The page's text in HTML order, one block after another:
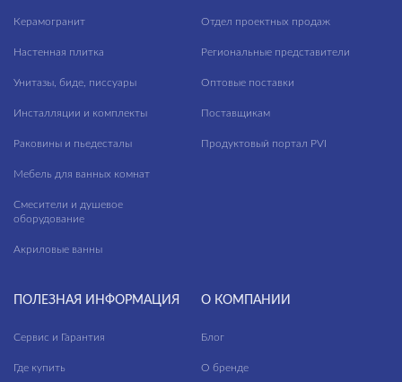
Керамогранит
Настенная плитка
Унитазы, биде, писсуары
Инсталляции и комплекты
Раковины и пьедесталы
Мебель для ванных комнат
Смесители и душевое
оборудование
Акриловые ванны
Отдел проектных продаж
Региональные представители
Оптовые поставки
Поставщикам
Продуктовый портал PVI
ПОЛЕЗНАЯ ИНФОРМАЦИЯ
Сервис и Гарантия
Где купить
О КОМПАНИИ
Блог
О бренде